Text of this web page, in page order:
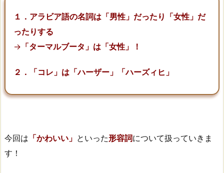
１．アラビア語の名詞は「男性」だったり「女性」だ
ったりする
→ 「ターマルブータ」は「女性」！
２．「コレ」は「ハーザー」「ハーズィヒ」
今回は 「かわいい」 といった形容詞について扱っていきま
す！